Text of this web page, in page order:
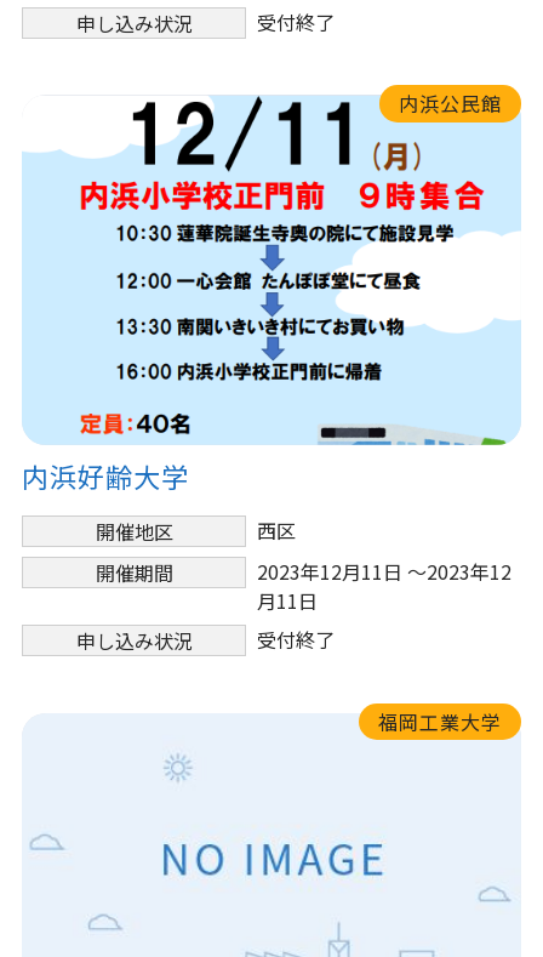
申し込み状況
受付終了
内浜公民館
内浜好齢大学
開催地区
西区
開催期間
2023年12月11日 ～2023年12
月11日
申し込み状況
受付終了
福岡工業大学